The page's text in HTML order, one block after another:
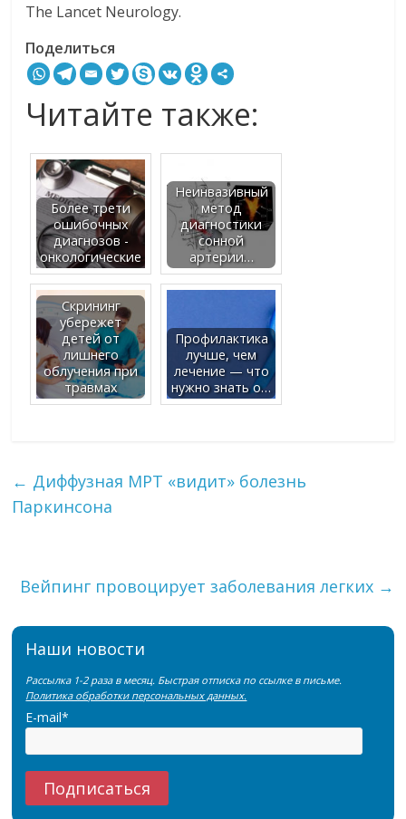
The Lancet Neurology.
Поделиться
Читайте также:
Более трети
ошибочных
диагнозов -
онкологические
Неинвазивный
метод
диагностики
сонной
артерии…
Скрининг
убережет
детей от
лишнего
облучения при
травмах
Профилактика
лучше, чем
лечение — что
нужно знать о…
← Диффузная МРТ «видит» болезнь
Паркинсона
Вейпинг провоцирует заболевания легких →
Наши новости
Рассылка 1-2 раза в месяц. Быстрая отписка по ссылке в письме.
Политика обработки персональных данных.
E-mail*